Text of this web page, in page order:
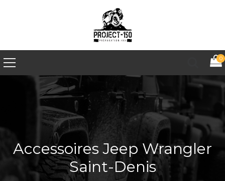
0
Accessoires Jeep Wrangler
Saint-Denis